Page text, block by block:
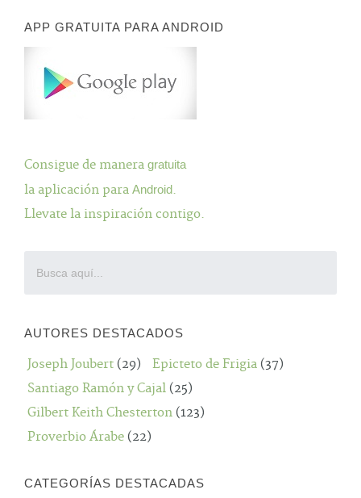
APP GRATUITA PARA ANDROID
Consigue de manera gratuita
la aplicación para Android.
Llevate la inspiración contigo.
AUTORES DESTACADOS
Joseph Joubert (29) Epicteto de Frigia (37)
Santiago Ramón y Cajal (25)
Gilbert Keith Chesterton (123)
Proverbio Árabe (22)
CATEGORÍAS DESTACADAS